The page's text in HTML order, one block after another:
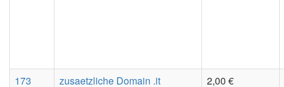
173
zusaetzliche Domain .it 2,00 €